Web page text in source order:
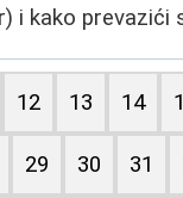
i kako prevazići
12 13 14
29 30 31